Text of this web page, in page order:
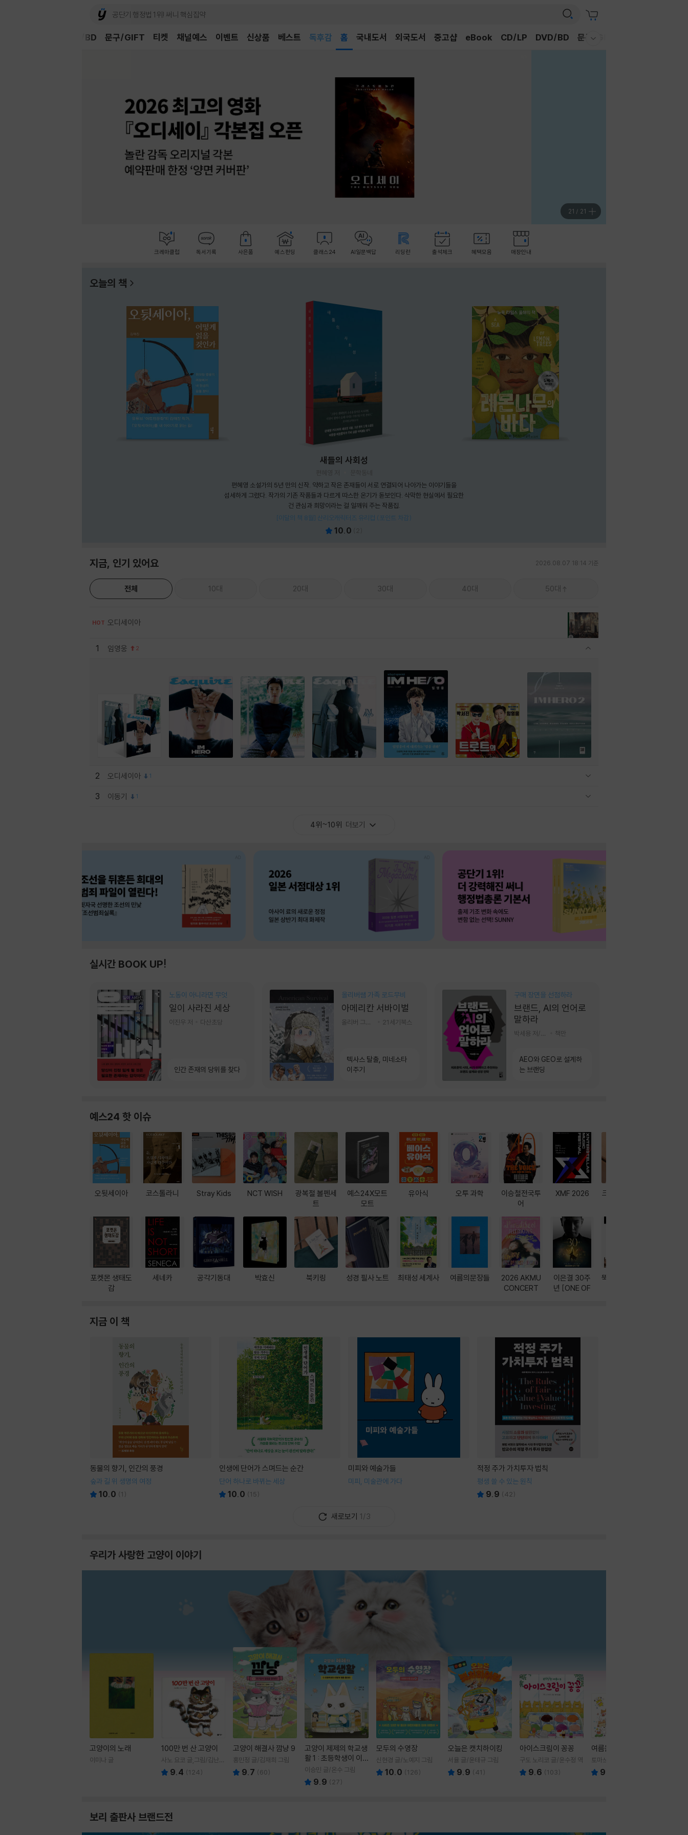
채널예스 이벤트 신상품 베스트
독후감
홈 국내도서 외국도서 중고샵 eBook CD/LP DVD/BD 문구/GIFT
DVD/BD 문구/GIFT 티켓
1/ 21
크레마클럽 독서기록 사은품 예스펀딩 클래스24 AI일문백답 리딩런 출석체크 혜택모음 매장안내
오늘의 책
새들의 사회성
편혜영 소설가의 5년 만의 신작. 약하고 작은 존재들이 서로 연결되어 나아가는 이야기들을
섬세하게 그렸다. 작가의 기존 작품들과 다르게 따스한 온기가 돋보인다. 삭막한 현실에서 필요한
건 관심과 희망이라는 걸 일깨워 주는 작품집.
[이달의 책 8월] 산리오캐릭터즈 유리컵 (포인트 차감)
10.0
지금, 인기 있어요 2026.08.07 18:14 기준
전체 10대 20대 30대 40대 50대
HOT 오디세이아
1 임영웅 2
2 오디세이아 1
3 이동기 1
4위~10위 더보기
실시간 BOOK UP!
노동이 아니라면 무엇
일이 사라진 세상
이진우 저 다산초당
인간 존재의 당위를 찾다
올리버쌤 가족 로드무비
아메리칸 서바이벌
21세기북스
텍사스 탈출, 미네소타
이주기
구매 장면을 선점하라
브랜드, AI의 언어로
말하라
책만
AEO와 GEO로 설계하
는 브랜딩
예스24 핫 이슈
오뒷세이아
포켓몬 생태도
감
코스톨라니
세네카
Stray Kids
공각기동대
NCT WISH
박효신
광복절 볼펜세
트
북키링
예스24X모트
모트
성경 필사 노트
유아식
최태성 세계사
오투 과학
여름의문장들
이승철전국투
어
2026 AKMU
CONCERT
XMF 2026
이은결 30주
년 [ONE OF
크레마 이북 리
뚝딱! AI 3대장
지금 이 책
동물의 향기, 인간의 풍경
숲과 길 위 생명의 여정
10.0 (1 )
인생에 단어가 스며드는 순간
단어 하나로 바뀌는 세상
10.0 (15)
미피와 예술가들
미피, 미술관에 가다
적정 주가 가치투자 법칙
평생 쓸 수 있는 원칙
9.9 (42)
새로보기 1/3
우리가 사랑한 고양이 이야기
고양이의 노래
이미나 글
100만 번 산 고양이
사노 요코 글,그림/김난주
역 9.4 (124)
고양이 해결사 깜냥 9
홍민정 글/김재희 그림
9.7 (60)
고양이 제제의 학교생
활 1 : 초등학생이 이
렇게 힘들 줄이야
이승민 글/온수 그림
9.9 ( 27)
모두의 수영장
신현경 글/노예지 그림
10.0 (126)
오늘은 캣치하이킹
서율 글/윤태규 그림
9.9 (41 )
아이스크림이 꽁꽁
구도 노리코 글/윤수정 역
9.6 (103)
여름을 부탁해
토마쓰리 글그림
9.8
보리 출판사 브랜드전